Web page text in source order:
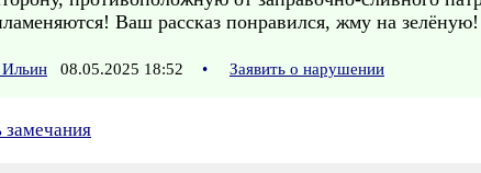
Ваш рассказ понравился, жму на зелёную!
08.05.2025 18:52 • Заявить о нарушении
замечания